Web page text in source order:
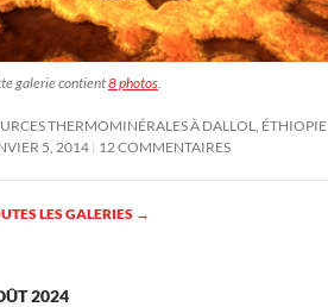
galerie contient8 photos
THERMOMINÉRALES À DALLOL, ÉTHIOPIE
5, 2014
12 COMMENTAIRES
LES GALERIES →
2024